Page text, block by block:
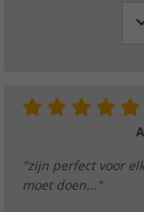
"zijn perfect voor
moet doen..."